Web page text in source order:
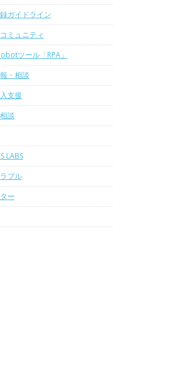
ガイドライン
ミュニティ
ツール「RPA」
・相談
支援
談
LABS
ブル
ー